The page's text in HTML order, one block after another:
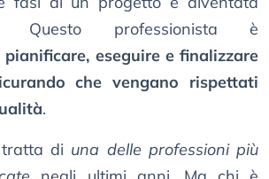
Questo professionista è
eseguire e finalizzare
che vengano rispettati
.
di una delle professioni più